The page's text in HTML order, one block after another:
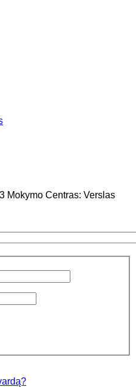
Mokymo Centras: Verslas